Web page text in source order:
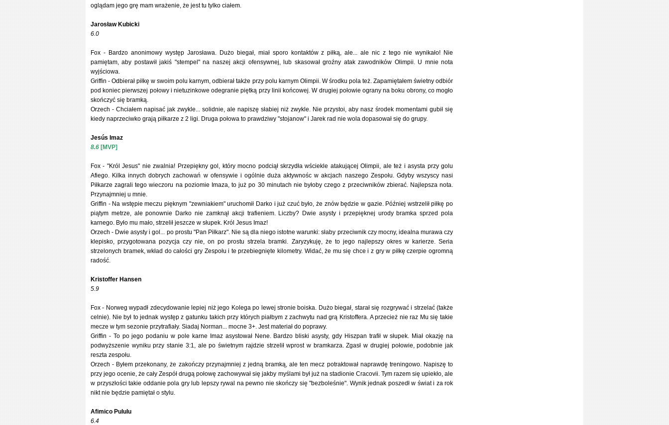
oglądam jego grę mam wrażenie, że jest tu tylko ciałem.
Jarosław Kubicki
6.0
Fox - Bardzo anonimowy występ Jarosława. Dużo biegał, miał sporo kontaktów z piłką, ale... ale nic z tego nie wynikało! Nie
pamiętam, aby postawił jakiś "stempel" na naszej akcji ofensywnej, lub skasował groźny atak zawodników Olimpii. U mnie nota
wyjściowa.
Griffin - Odbierał piłkę w swoim polu karnym, odbierał także przy polu karnym Olimpii. W środku pola też. Zapamiętałem świetny odbiór
pod koniec pierwszej połowy i nietuzinkowe odegranie piętką przy linii końcowej. W drugiej połowie ograny na boku obrony, co mogło
skończyć się bramką.
Orzech - Chciałem napisać jak zwykle... solidnie, ale napiszę słabiej niż zwykle. Nie przystoi, aby nasz środek momentami gubił się
kiedy naprzeciwko grają piłkarze z 2 ligi. Druga połowa to prawdziwy "stojanow" i Jarek rad nie wola dopasował się do grupy.
Jesús Imaz
8.6 [MVP]
Fox - "Król Jesus" nie zwalnia! Przepiękny gol, który mocno podciął skrzydła wściekle atakującej Olimpii, ale też i asysta przy golu
Afiego. Kilka innych dobrych zachowań w ofensywie i ogólnie duża aktywnośc w akcjach naszego Zespołu. Gdyby wszyscy nasi
Piłkarze zagrali tego wieczoru na poziomie Imaza, to już po 30 minutach nie byłoby czego z przeciwników zbierać. Najlepsza nota.
Przynajmniej u mnie.
Griffin - Na wstępie meczu pięknym "zewniakiem" uruchomił Darko i już czuć było, że znów będzie w gazie. Później wstrzelił piłkę po
piątym metrze, ale ponownie Darko nie zamknął akcji trafieniem. Liczby? Dwie asysty i przepięknej urody bramka sprzed pola
karnego. Było mu mało, strzelił jeszcze w słupek. Król Jesus Imaz!
Orzech - Dwie asysty i gol... po prostu "Pan Piłkarz". Nie są dla niego istotne warunki: słaby przeciwnik czy mocny, idealna murawa czy
klepisko, przygotowana pozycja czy nie, on po prostu strzela bramki. Zaryzykuję, że to jego najlepszy okres w karierze. Seria
strzelonych bramek, wkład do całości gry Zespołu i te przebiegnięte kilometry. Widać, że mu się chce i z gry w piłkę czerpie ogromną
radość.
Kristoffer Hansen
5.9
Fox - Norweg wypadł zdecydowanie lepiej niż jego Kolega po lewej stronie boiska. Dużo biegał, starał się rozgrywać i strzelać (także
celnie). Nie był to jednak występ z gatunku takich przy których piałbym z zachwytu nad grą Kristoffera. A przecież nie raz Mu się takie
mecze w tym sezonie przytrafiały. Siadaj Norman... mocne 3+. Jest materiał do poprawy.
Griffin - To po jego podaniu w pole karne Imaz asystował Nene. Bardzo bliski asysty, gdy Hiszpan trafił w słupek. Miał okazję na
podwyższenie wyniku przy stanie 3:1, ale po świetnym rajdzie strzelił wprost w bramkarza. Zgasł w drugiej połowie, podobnie jak
reszta zespołu.
Orzech - Byłem przekonany, że zakończy przynajmniej z jedną bramką, ale ten mecz potraktował naprawdę treningowo. Napiszę to
przy jego ocenie, że cały Zespół drugą połowę zachowywał się jakby myślami był już na stadionie Cracovii. Tym razem się upiekło, ale
w przyszłości takie oddanie pola gry lub lepszy rywal na pewno nie skończy się "bezboleśnie". Wynik jednak poszedł w świat i za rok
nikt nie będzie pamiętał o stylu.
Afimico Pululu
6.4